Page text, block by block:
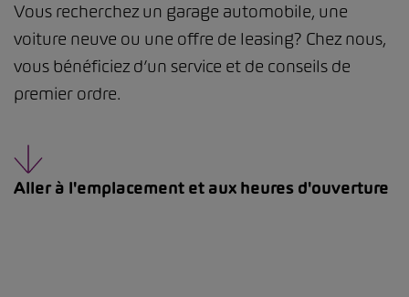
Vous recherchez un garage automobile, une
voiture neuve ou une offre de leasing? Chez nous,
vous bénéficiez d’un service et de conseils de
premier ordre.
Aller à l'emplacement et aux heures d'ouverture